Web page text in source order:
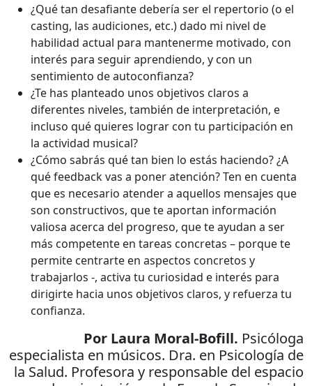
¿Qué tan desafiante debería ser el repertorio (o el
casting, las audiciones, etc.) dado mi nivel de
habilidad actual para mantenerme motivado, con
interés para seguir aprendiendo, y con un
sentimiento de autoconfianza?
¿Te has planteado unos objetivos claros a
diferentes niveles, también de interpretación, e
incluso qué quieres lograr con tu participación en
la actividad musical?
¿Cómo sabrás qué tan bien lo estás haciendo? ¿A
qué feedback vas a poner atención? Ten en cuenta
que es necesario atender a aquellos mensajes que
son constructivos, que te aportan información
valiosa acerca del progreso, que te ayudan a ser
más competente en tareas concretas – porque te
permite centrarte en aspectos concretos y
trabajarlos -, activa tu curiosidad e interés para
dirigirte hacia unos objetivos claros, y refuerza tu
confianza.
Por Laura Moral-Bofill. Psicóloga
especialista en músicos. Dra. en Psicología de
la Salud. Profesora y responsable del espacio